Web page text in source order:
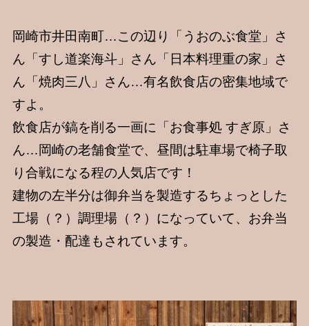
岡崎市井田南町…この辺り「うおのぶ食堂」さ
ん「すし道楽海斗」さん「日本料理重の家」さ
ん「焼肉三八」さん…有名飲食店の密集地域で
すよ。
飲食店が鎬を削る一画に「お食事処 すぎ原」さ
ん…岡崎の老舗食堂で、昼間は駐車場で椅子取
り合戦になる程の人気店です！
建物の左半分は御弁当を製造するちょっとした
工場（？）調理場（？）になっていて、お弁当
の製造・配達もされています。